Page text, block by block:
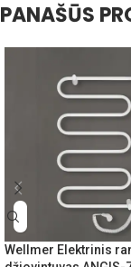
PANAŠŪS
Wellmer Elektrinis